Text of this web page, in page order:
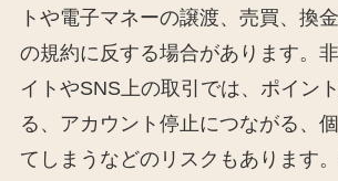
トや電子マネーの譲渡、売買、換
の規約に反する場合があります。
イトやSNS上の取引では、ポイン
る、アカウント停止につながる、
てしまうなどのリスクもあります